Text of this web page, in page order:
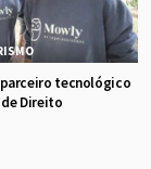
tecnológico
Direito